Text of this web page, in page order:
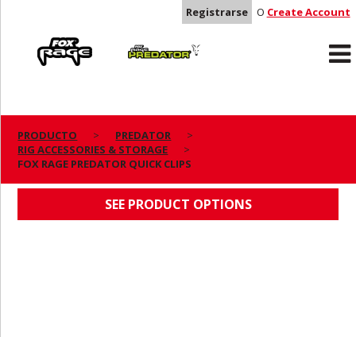
Registrarse O Create Account
Predator
PRODUCTO
PREDATOR
RIG ACCESSORIES & STORAGE
FOX RAGE PREDATOR QUICK CLIPS
FOX RAGE PREDATOR QUICK CLIPS
SEE PRODUCT OPTIONS